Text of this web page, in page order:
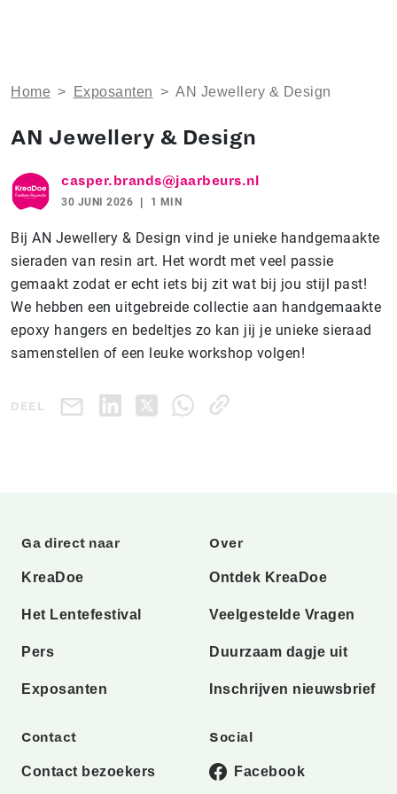
Home > Exposanten > AN Jewellery & Design
AN Jewellery & Design
casper.brands@jaarbeurs.nl
30 JUNI 2026 1 MIN
Bij AN Jewellery & Design vind je unieke handgemaakte
sieraden van resin art. Het wordt met veel passie
gemaakt zodat er echt iets bij zit wat bij jou stijl past!
We hebben een uitgebreide collectie aan handgemaakte
epoxy hangers en bedeltjes zo kan jij je unieke sieraad
samenstellen of een leuke workshop volgen!
DEEL
Ga direct naar
KreaDoe
Het Lentefestival
Pers
Exposanten
Over
Ontdek KreaDoe
Veelgestelde Vragen
Duurzaam dagje uit
Inschrijven nieuwsbrief
Contact
Contact bezoekers
Social
Facebook